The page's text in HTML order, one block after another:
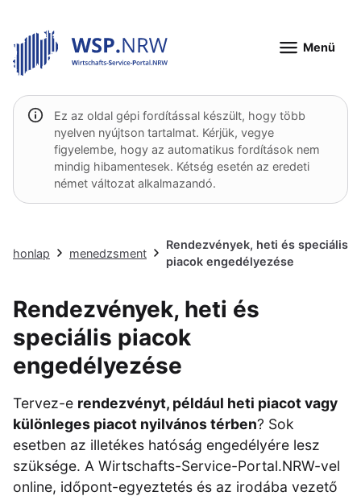
Menü
Ez az oldal gépi fordítással készült, hogy több
nyelven nyújtson tartalmat. Kérjük, vegye
figyelembe, hogy az automatikus fordítások nem
mindig hibamentesek. Kétség esetén az eredeti
német változat alkalmazandó.
honlap menedzsment
Rendezvények, heti és speciális
piacok engedélyezése
Rendezvények, heti és
speciális piacok
engedélyezése
Tervez-e rendezvényt, például heti piacot vagy
különleges piacot nyilvános térben? Sok
esetben az illetékes hatóság engedélyére lesz
szüksége. A Wirtschafts-Service-Portal.NRW-vel
online, időpont-egyeztetés és az irodába vezető